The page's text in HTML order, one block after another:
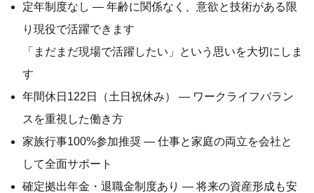
定年制度なし — 年齢に関係なく、意欲と技術がある限
り現役で活躍できます
「まだまだ現場で活躍したい」という思いを大切にしま
す
年間休日122日（土日祝休み） — ワークライフバラン
スを重視した働き方
家族行事100%参加推奨 — 仕事と家庭の両立を会社と
して全面サポート
確定拠出年金・退職金制度あり — 将来の資産形成も安